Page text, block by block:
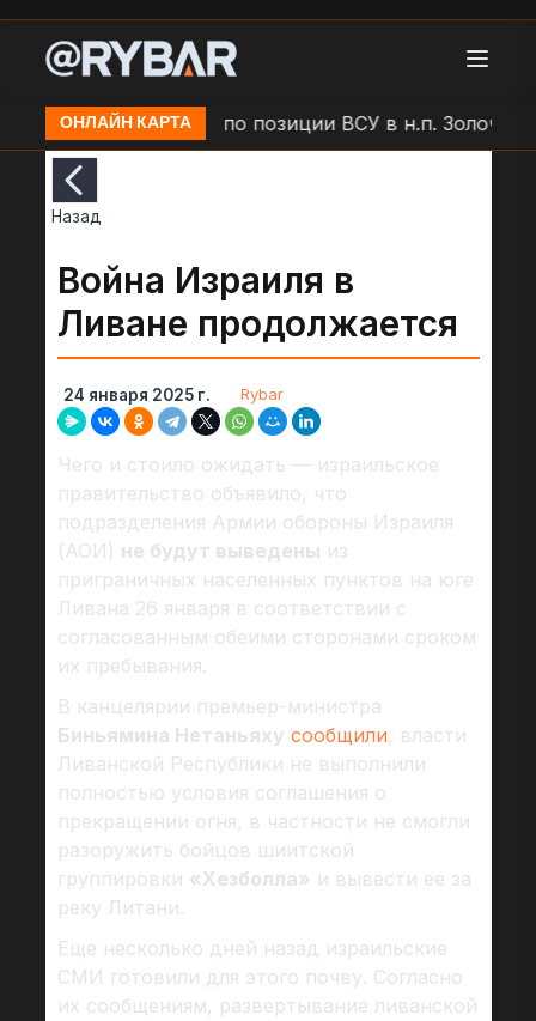
ОНЛАЙН КАРТА
БЛА "Молния" по позиции ВСУ в н.п. Золочев
Назад
Война Израиля в
Ливане продолжается
24 января 2025 г. Rybar
Чего и стоило ожидать — израильское
правительство объявило, что
подразделения Армии обороны Израиля
(АОИ) не будут выведены из
приграничных населенных пунктов на юге
Ливана 26 января в соответствии с
согласованным обеими сторонами сроком
их пребывания.
В канцелярии премьер-министра
Биньямина Нетаньяху сообщили, власти
Ливанской Республики не выполнили
полностью условия соглашения о
прекращении огня, в частности не смогли
разоружить бойцов шиитской
группировки «Хезболла» и вывести ее за
реку Литани.
Еще несколько дней назад израильские
СМИ готовили для этого почву. Согласно
их сообщениям, развертывание ливанской